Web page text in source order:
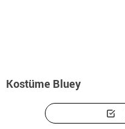
Kostüme Bluey